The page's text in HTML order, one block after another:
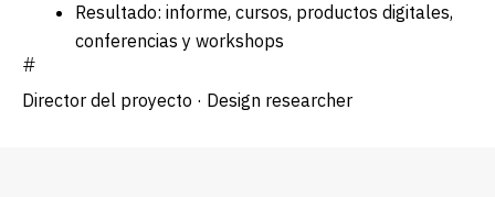
Resultado: informe, cursos, productos digitales,
conferencias y workshops
#
Director del proyecto · Design researcher